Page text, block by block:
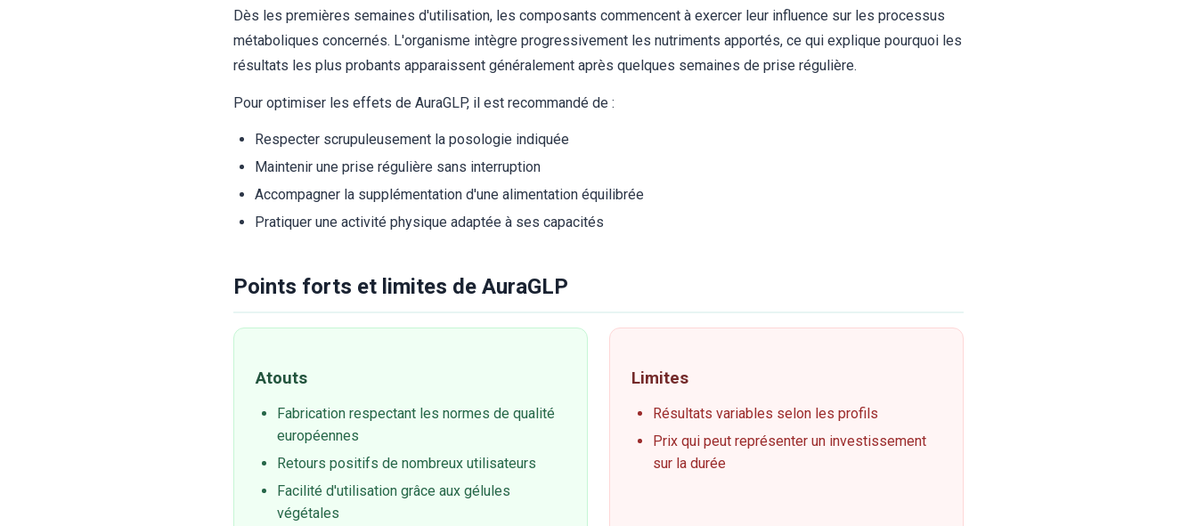
Dès les premières semaines d'utilisation, les composants commencent à exercer leur influence sur les processus
métaboliques concernés. L'organisme intègre progressivement les nutriments apportés, ce qui explique pourquoi les
résultats les plus probants apparaissent généralement après quelques semaines de prise régulière.
Pour optimiser les effets de AuraGLP, il est recommandé de :
Respecter scrupuleusement la posologie indiquée
Maintenir une prise régulière sans interruption
Accompagner la supplémentation d'une alimentation équilibrée
Pratiquer une activité physique adaptée à ses capacités
Points forts et limites de AuraGLP
Atouts
Fabrication respectant les normes de qualité
européennes
Retours positifs de nombreux utilisateurs
Facilité d'utilisation grâce aux gélules
végétales
Limites
Résultats variables selon les profils
Prix qui peut représenter un investissement
sur la durée